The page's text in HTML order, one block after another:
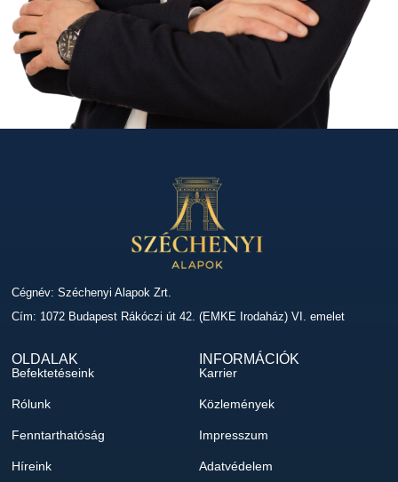
Cégnév: Széchenyi Alapok Zrt.
Cím: 1072 Budapest Rákóczi út 42. (EMKE Irodaház) VI. emelet
OLDALAK
Befektetéseink
Rólunk
Fenntarthatóság
Híreink
INFORMÁCIÓK
Karrier
Közlemények
Impresszum
Adatvédelem